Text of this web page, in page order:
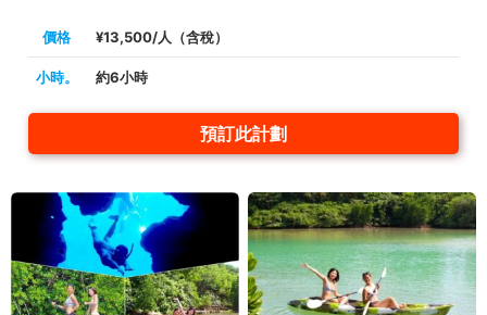
價格 ¥13,500/人（含稅）
小時。 約6小時
預訂此計劃